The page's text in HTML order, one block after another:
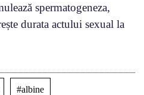
spermatogeneza,
durata actului sexual la
#albine